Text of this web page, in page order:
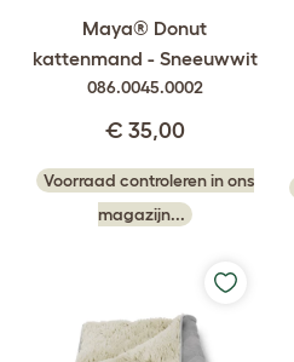
Maya® Donut
kattenmand - Sneeuwwit
086.0045.0002
€ 35,00
Voorraad controleren in ons
magazijn...